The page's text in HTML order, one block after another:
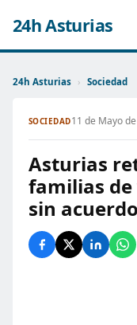
24h Asturias
24h Asturias › Sociedad
SOCIEDAD11 de Mayo
Asturias
familias
sin